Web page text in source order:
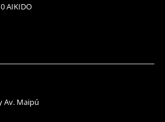
AIKIDO
Av. Maipú